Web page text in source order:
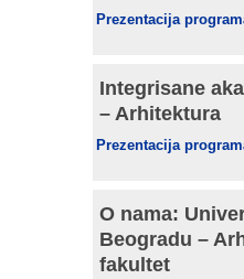
Prezentacija
Integrisane
– Arhitektura
Prezentacija
O nama:
Beogradu –
fakultet